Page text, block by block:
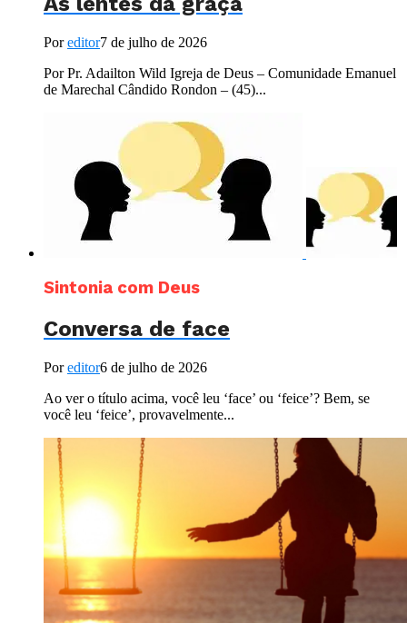
Poreditor7 de julho de 2026
Por Pr. Adailton Wild Igreja de Deus – Comunidade Emanuel
de Marechal Cândido Rondon – (45)...
Sintonia com Deus
Conversa de face
Poreditor6 de julho de 2026
Ao ver o título acima, você leu ‘face’ ou ‘feice’? Bem, se
você leu ‘feice’, provavelmente...